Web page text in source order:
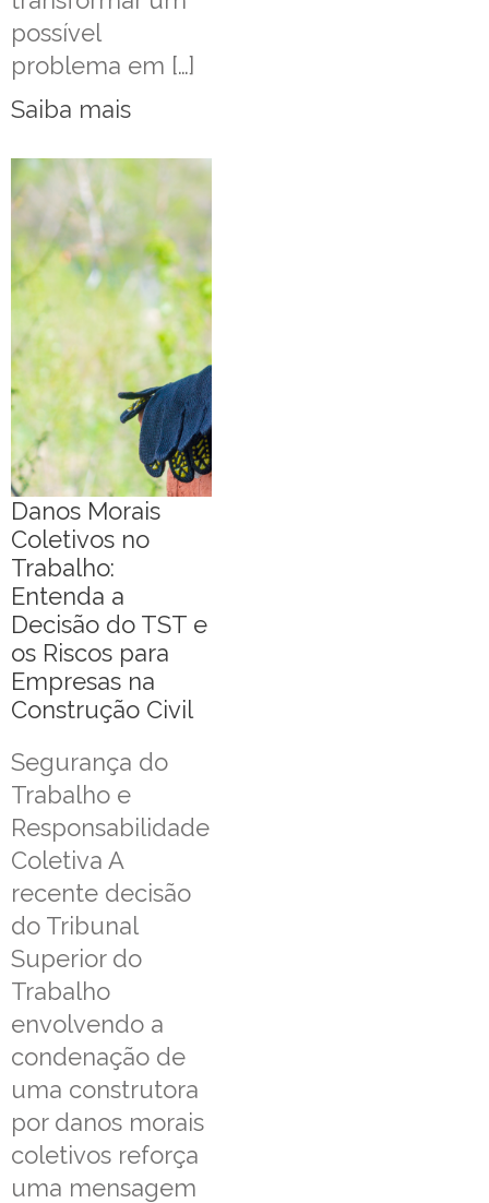
possível
problema em […]
Saiba mais
Danos Morais
Coletivos no
Trabalho:
Entenda a
Decisão do TST e
os Riscos para
Empresas na
Construção Civil
Segurança do
Trabalho e
Responsabilidade
Coletiva A
recente decisão
do Tribunal
Superior do
Trabalho
envolvendo a
condenação de
uma construtora
por danos morais
coletivos reforça
uma mensagem